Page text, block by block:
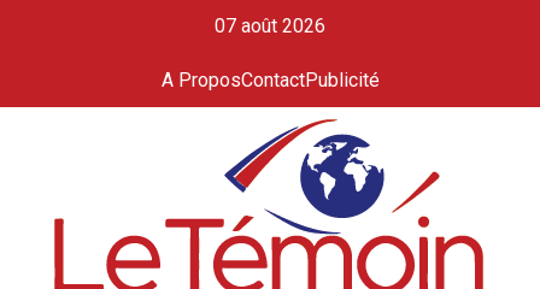
07 août 2026
A ProposContactPublicité